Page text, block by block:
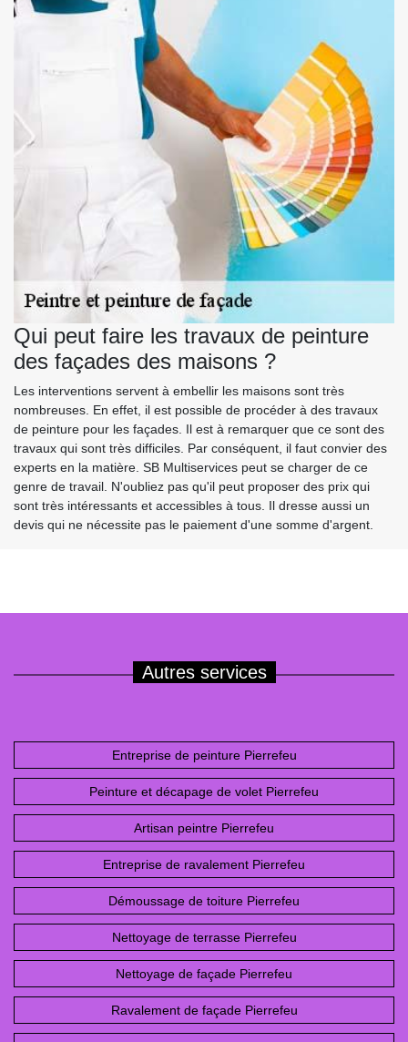
Qui peut faire les travaux de peinture
des façades des maisons ?
Les interventions servent à embellir les maisons sont très
nombreuses. En effet, il est possible de procéder à des travaux
de peinture pour les façades. Il est à remarquer que ce sont des
travaux qui sont très difficiles. Par conséquent, il faut convier des
experts en la matière. SB Multiservices peut se charger de ce
genre de travail. N'oubliez pas qu'il peut proposer des prix qui
sont très intéressants et accessibles à tous. Il dresse aussi un
devis qui ne nécessite pas le paiement d'une somme d'argent.
Autres services
Entreprise de peinture Pierrefeu
Peinture et décapage de volet Pierrefeu
Artisan peintre Pierrefeu
Entreprise de ravalement Pierrefeu
Démoussage de toiture Pierrefeu
Nettoyage de terrasse Pierrefeu
Nettoyage de façade Pierrefeu
Ravalement de façade Pierrefeu